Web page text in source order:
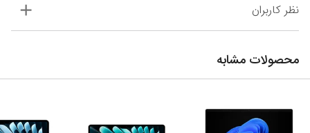
نظر کاربران
محصولات مشابه